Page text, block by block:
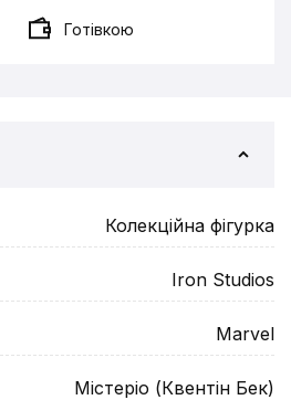
Готівкою
Колекційна фігурка
Iron Studios
Marvel
Містеріо (Квентін Бек)